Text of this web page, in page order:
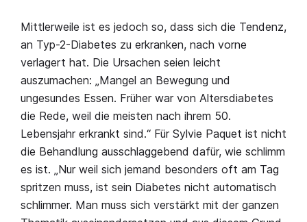
Mittlerweile ist es jedoch so, dass sich die Tendenz,
an Typ-2-Diabetes zu erkranken, nach vorne
verlagert hat. Die Ursachen seien leicht
auszumachen: „Mangel an Bewegung und
ungesundes Essen. Früher war von Altersdiabetes
die Rede, weil die meisten nach ihrem 50.
Lebensjahr erkrankt sind.“ Für Sylvie Paquet ist nicht
die Behandlung ausschlaggebend dafür, wie schlimm
es ist. „Nur weil sich jemand besonders oft am Tag
spritzen muss, ist sein Diabetes nicht automatisch
schlimmer. Man muss sich verstärkt mit der ganzen